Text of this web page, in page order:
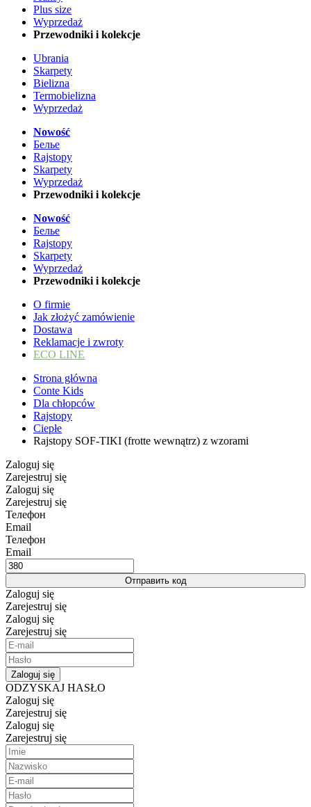
Plus size
Wyprzedaż
Przewodniki i kolekcje
Ubrania
Skarpety
Bielizna
Termobielizna
Wyprzedaż
Nowość
Белье
Rajstopy
Skarpety
Wyprzedaż
Przewodniki i kolekcje
Nowość
Белье
Rajstopy
Skarpety
Wyprzedaż
Przewodniki i kolekcje
O firmie
Jak złożyć zamówienie
Dostawa
Reklamacje i zwroty
ECO LINE
Strona główna
Conte Kids
Dla chłopców
Rajstopy
Ciepłe
Rajstopy SOF-TIKI (frotte wewnątrz) z wzorami
Zaloguj się
Zarejestruj się
Zaloguj się
Zarejestruj się
Телефон
Email
Телефон
Email
Отправить код
Zaloguj się
Zarejestruj się
Zaloguj się
Zarejestruj się
Zaloguj się
ODZYSKAJ HASŁO
Zaloguj się
Zarejestruj się
Zaloguj się
Zarejestruj się